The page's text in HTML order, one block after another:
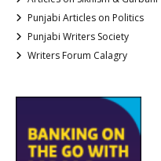
Punjabi Articles on Politics
Punjabi Writers Society
Writers Forum Calagry